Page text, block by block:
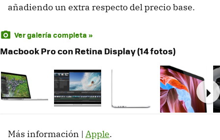
añadiendo un extra respecto del precio base.
Ver galería completa »
Macbook Pro con Retina Display (14 fotos)
Más información | Apple.